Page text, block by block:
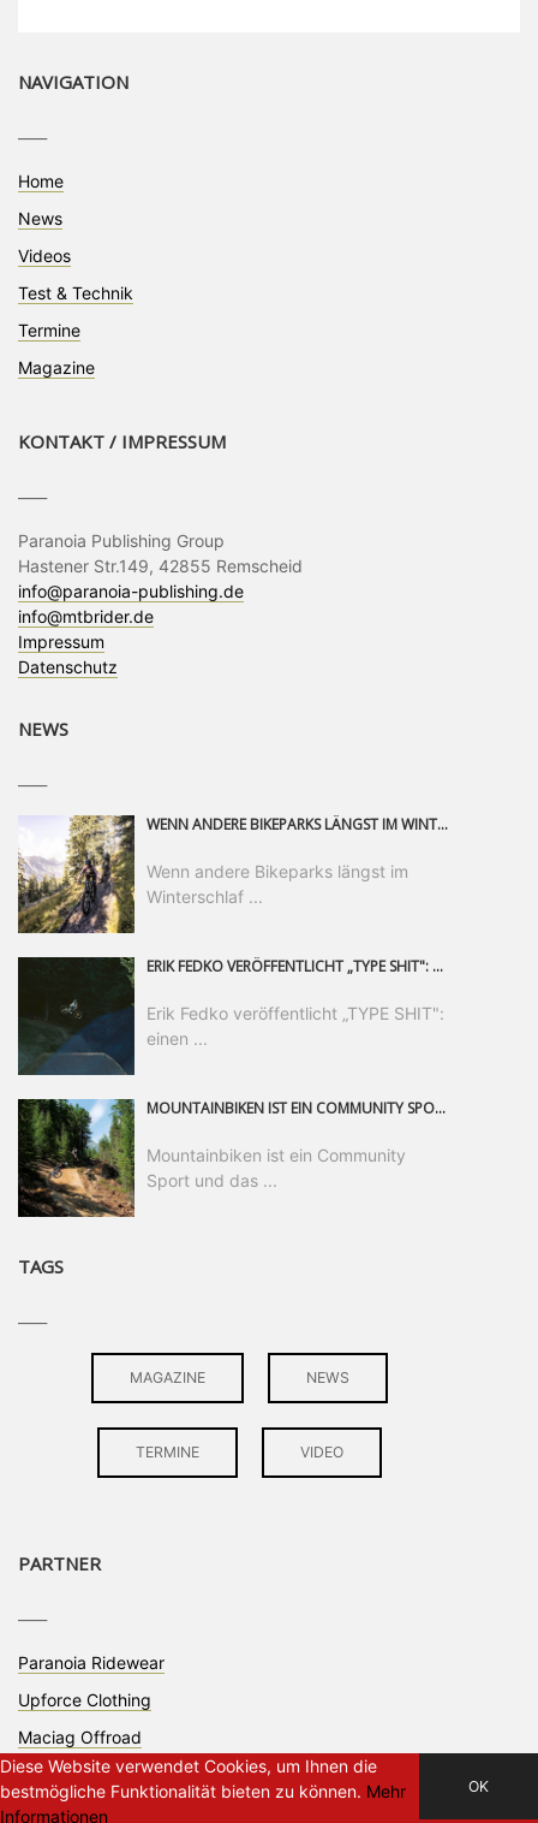
NAVIGATION
Home
News
Videos
Test & Technik
Termine
Magazine
KONTAKT / IMPRESSUM
Paranoia Publishing Group
Hastener Str.149, 42855 Remscheid
info@paranoia-publishing.de
info@mtbrider.de
Impressum
Datenschutz
NEWS
WENN ANDERE BIKEPARKS LÄNGST IM WINTERSCHLAF SIND, IST MAN IN SAALFELDEN LEOGANG IMMER NOCH AM MOUNTAINBIKEN. IST DER HERBST DIE SCHÖNSTE ZEIT DES JAHRES? AUF DEN TRAILS RUND UM SAALFELDEN LEOGANG UND IM EPIC BIKEPARK LEOGANG IST ER DAS AUF JEDEN FALL – UND DIE GEFÜHLT DIE LÄNGSTE NOCH DAZU. NOCH BIS MINDESTENS 8. NOVEMBER STEHT DAS PINZGAUER MOUNTAINBIKE-PARADIES ALLEN RIDERN OFFEN, DIE EINFACH NICHT GENUG KRIEGEN KÖNNEN. DABEI HÄLT DIE GOLDENE JAHRESZEIT IN SAALFELDEN LEOGANG WEIT MEHR ALS LINES, TRAILS UND HERBSTPANORAMEN BEREIT: MIT DEM BIKE FESTIVAL, VERSCHIEDENEN LADIES SHRED EVENTS UND EINEM DIE GESAMTE SAISON ANDAUERNDEN PHOTO CONTEST ZUM 25-JÄHRIGEN BIKEPARK-JUBILÄUM GIBT ES RUND UM ÖSTERREICHS ÄLTESTEN BIKEPARK EINIGES ZU ERLEBEN.
Wenn andere Bikeparks längst im
Winterschlaf ...
ERIK FEDKO VERÖFFENTLICHT „TYPE SHIT": EINEN 23-MINÜTIGEN MOUNTAINBIKE-FILM, ÜBER DREI JAHRE RUND UM DIE WELT GEDREHT. ZEITGLEICH LAUNCHT ER DIE GLEICHNAMIGE KOLLEKTION SEINER BRAND TYPE. EIN SEGMENT DES FILMS ERSCHEINT SEPARAT AUF RED BULL BIKE.
Erik Fedko veröffentlicht „TYPE SHIT":
einen ...
MOUNTAINBIKEN IST EIN COMMUNITY SPORT UND DAS BEWEIST SICH IN DER BIKE REPUBLIC SÖLDEN GERADE EINDRUCKSVOLL AUF ALLEN LEVELN. FREERIDE PROFI, SHAPERIN UND FRISCH GEWÄHLTE SWATCH NINES MVP VERO SANDLER IST BEGEISTERT VON DER VIELFALT DER BIKE DESTINATION, DER NEUEN JUMPLINE UND PLÄDIERT FÜR MUT BEI (FRAUEN) COMMUNITIES. VERO UND IHR VERLOBTER SAM HODGES VERBRINGEN MEHRERE MONATE IN DER BIKE REPUBLIC UND LASSEN UNS DARAN TEILHABEN. UM COMMUNITY GEHT ES AUCH BEI DER PARTNERSCHAFT ZWISCHEN SÖLDEN UND DEM NEUEN RIDERS PARK DONOVALY IN DER SLOWAKEI: DER DORTIGE TOURISMUSDIREKTOR JIRI PEC IST ÜBERZEUGT: VON MEHR BIKEPARKS PROFITIERT DIE GANZE MTB-SZENE – UND MIT DOMINIK LINSER, GESCHÄFTSFÜHRER DER BRS, HAT ER DAMIT DEN PERFEKTEN PARTNER GEFUNDEN.
Mountainbiken ist ein Community
Sport und das ...
TAGS
MAGAZINE NEWS
TERMINE VIDEO
PARTNER
Paranoia Ridewear
Upforce Clothing
Maciag Offroad
OK
Diese Website verwendet Cookies, um Ihnen die
bestmögliche Funktionalität bieten zu können. Mehr
Informationen